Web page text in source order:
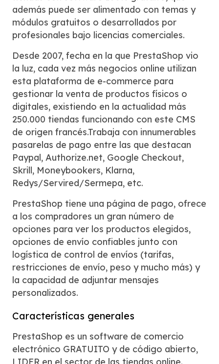
además puede ser alimentado con temas y
módulos gratuitos o desarrollados por
profesionales bajo licencias comerciales.
Desde 2007, fecha en la que PrestaShop vio
la luz, cada vez más negocios online utilizan
esta plataforma de e-commerce para
gestionar la venta de productos físicos o
digitales, existiendo en la actualidad más
250.000 tiendas funcionando con este CMS
de origen francés.Trabaja con innumerables
pasarelas de pago entre las que destacan
Paypal, Authorize.net, Google Checkout,
Skrill, Moneybookers, Klarna,
Redys/Servired/Sermepa, etc.
PrestaShop tiene una página de pago, ofrece
a los compradores un gran número de
opciones para ver los productos elegidos,
opciones de envío confiables junto con
logística de control de envíos (tarifas,
restricciones de envío, peso y mucho más) y
la capacidad de adjuntar mensajes
personalizados.
Características generales
PrestaShop es un software de comercio
electrónico GRATUITO y de código abierto,